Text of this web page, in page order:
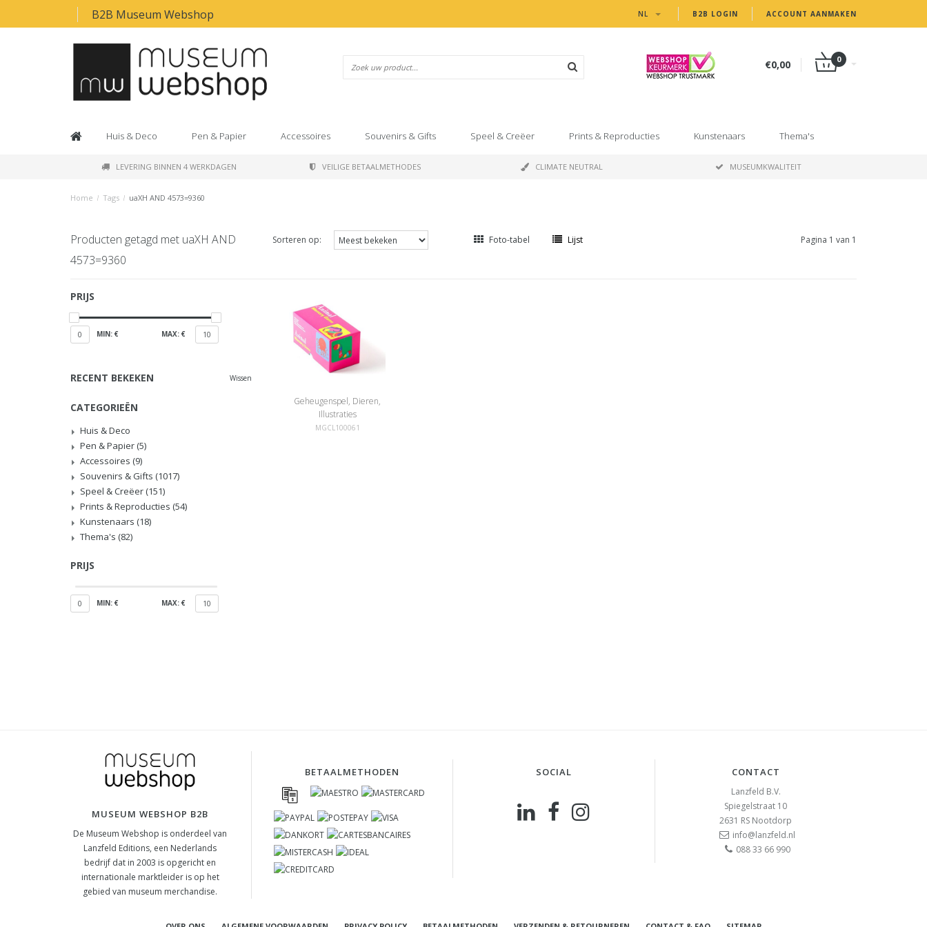
B2B Museum Webshop B2B LOGIN ACCOUNT AANMAKEN
NL
€0,00 0
Huis & Deco Pen & Papier Accessoires Souvenirs & Gifts Speel & Creëer Prints & Reproducties Kunstenaars Thema's
LEVERING BINNEN 4 WERKDAGEN VEILIGE BETAALMETHODES CLIMATE NEUTRAL MUSEUMKWALITEIT
Home / Tags / uaXH AND 4573=9360
Producten getagd met uaXH AND
4573=9360
Sorteren op: Foto-tabel Lijst Pagina 1 van 1
PRIJS
0 MIN: € MAX: € 10
RECENT BEKEKEN Wissen
CATEGORIEËN
Huis & Deco
Pen & Papier (5)
Accessoires (9)
Souvenirs & Gifts (1017)
Speel & Creëer (151)
Prints & Reproducties (54)
Kunstenaars (18)
Thema's (82)
PRIJS
0 MIN: € MAX: € 10
Geheugenspel, Dieren,
Illustraties
MGCL100061
MUSEUM WEBSHOP B2B
De Museum Webshop is onderdeel van
Lanzfeld Editions, een Nederlands
bedrijf dat in 2003 is opgericht en
internationale marktleider is op het
gebied van museum merchandise.
BETAALMETHODEN SOCIAL CONTACT
Lanzfeld B.V.
Spiegelstraat 10
2631 RS Nootdorp
info@lanzfeld.nl
088 33 66 990